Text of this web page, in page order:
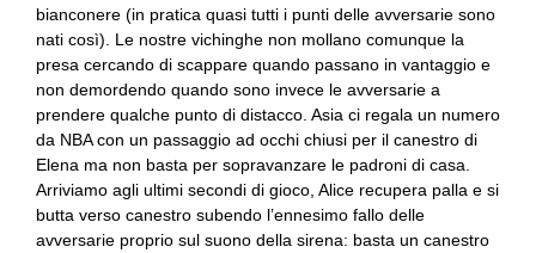
bianconere (in pratica quasi tutti i punti delle avversarie sono
nati così). Le nostre vichinghe non mollano comunque la
presa cercando di scappare quando passano in vantaggio e
non demordendo quando sono invece le avversarie a
prendere qualche punto di distacco. Asia ci regala un numero
da NBA con un passaggio ad occhi chiusi per il canestro di
Elena ma non basta per sopravanzare le padroni di casa.
Arriviamo agli ultimi secondi di gioco, Alice recupera palla e si
butta verso canestro subendo l’ennesimo fallo delle
avversarie proprio sul suono della sirena: basta un canestro